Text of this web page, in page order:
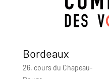
Bordeaux
26, cours du Chapeau-